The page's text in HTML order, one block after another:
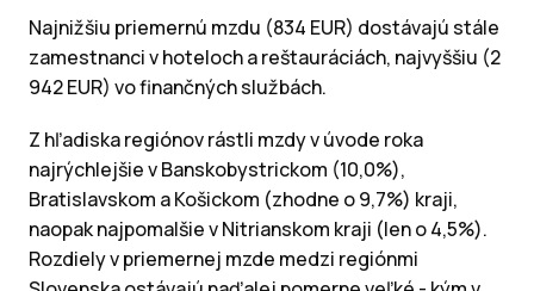
Najnižšiu priemernú mzdu (834 EUR) dostávajú stále
zamestnanci v hoteloch a reštauráciách, najvyššiu (2
942 EUR) vo finančných službách.
Z hľadiska regiónov rástli mzdy v úvode roka
najrýchlejšie v Banskobystrickom (10,0%),
Bratislavskom a Košickom (zhodne o 9,7%) kraji,
naopak najpomalšie v Nitrianskom kraji (len o 4,5%).
Rozdiely v priemernej mzde medzi regiónmi